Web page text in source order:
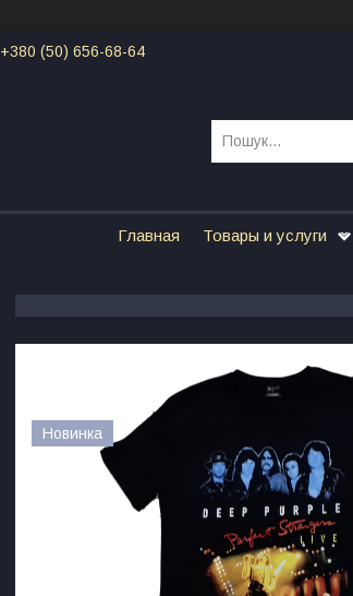
+380 (50) 656-68-64
Главная Товары и услуги
Новинка